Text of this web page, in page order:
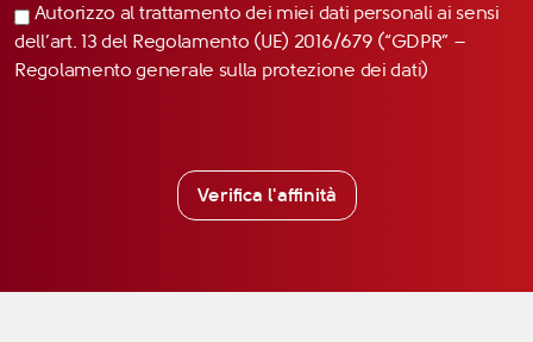
Autorizzo al trattamento dei miei dati personali ai sensi
dell’art. 13 del Regolamento (UE) 2016/679 (“GDPR” –
Regolamento generale sulla protezione dei dati)
Verifica l'affinità